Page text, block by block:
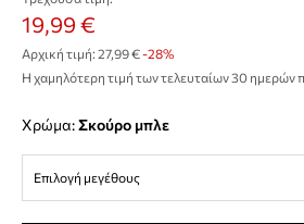
19,99 €
Αρχική τιμή: 27,99 €-28%
Η χαμηλότερη τιμή των τελευταίων 30 ημερών
Χρώμα: σκούρο μπλε
Επιλογή μεγέθους